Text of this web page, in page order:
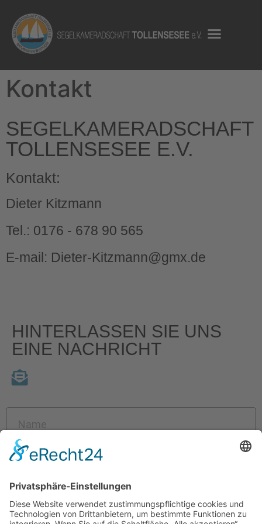
Kontakt
SEGELKAMERADSCHAFT
TOLLENSESEE E.V.
Kontakt:
Dieter Kitzmann
Tel.: 0176 - 678 90 565
E-mail: Dieter-Kitzmann@gmx.de
HINTERLASSEN SIE UNS
EINE NACHRICHT